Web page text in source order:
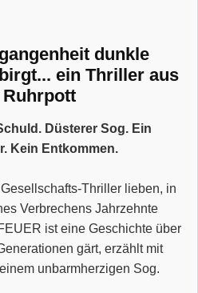
dunkle
ein Thriller aus
Ruhrpott
Düsterer Sog. Ein
Kein Entkommen.
Thriller lieben, in
Verbrechens Jahrzehnte
ist eine Geschichte über
gärt, erzählt mit
unbarmherzigen Sog.